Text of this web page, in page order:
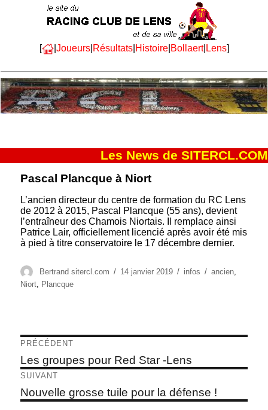
[ | Joueurs| Résultats| Histoire| Bollaert| Lens]
Les News de SITERCL.COM
Pascal Plancque à Niort
L’ancien directeur du centre de formation du RC Lens
de 2012 à 2015, Pascal Plancque (55 ans), devient
l’entraîneur des Chamois Niortais. Il remplace ainsi
Patrice Lair, officiellement licencié après avoir été mis
à pied à titre conservatoire le 17 décembre dernier.
Auteur
Bertrand sitercl.com
Publié
14 janvier 2019 Catégories
infos Étiquettes
ancien
Niort, Plancque
Navigation
de
l’article
PRÉCÉDENT
Article
précédent :
Les groupes pour Red Star -Lens
SUIVANT
Article
suivant :
Nouvelle grosse tuile pour la défense !